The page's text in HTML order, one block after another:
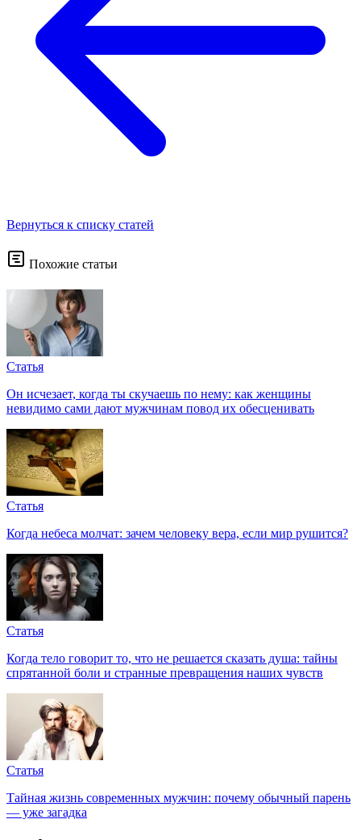
Вернуться к списку статей
Похожие статьи
Статья
Он исчезает, когда ты скучаешь по нему: как женщины
невидимо сами дают мужчинам повод их обесценивать
Статья
Когда небеса молчат: зачем человеку вера, если мир рушится?
Статья
Когда тело говорит то, что не решается сказать душа: тайны
спрятанной боли и странные превращения наших чувств
Статья
Тайная жизнь современных мужчин: почему обычный парень
— уже загадка